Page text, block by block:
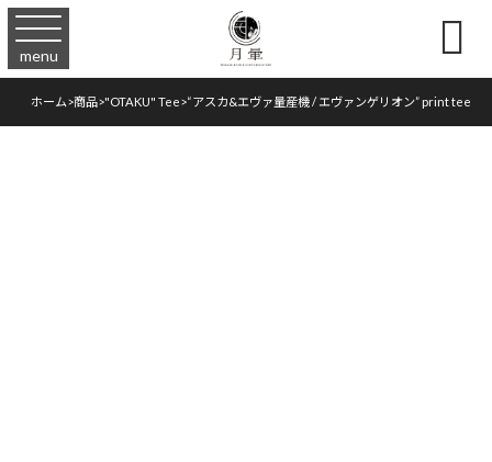
menu 
ホーム>商品>"OTAKU" Tee>“アスカ&エヴァ量産機 / エヴァンゲリオン” print tee